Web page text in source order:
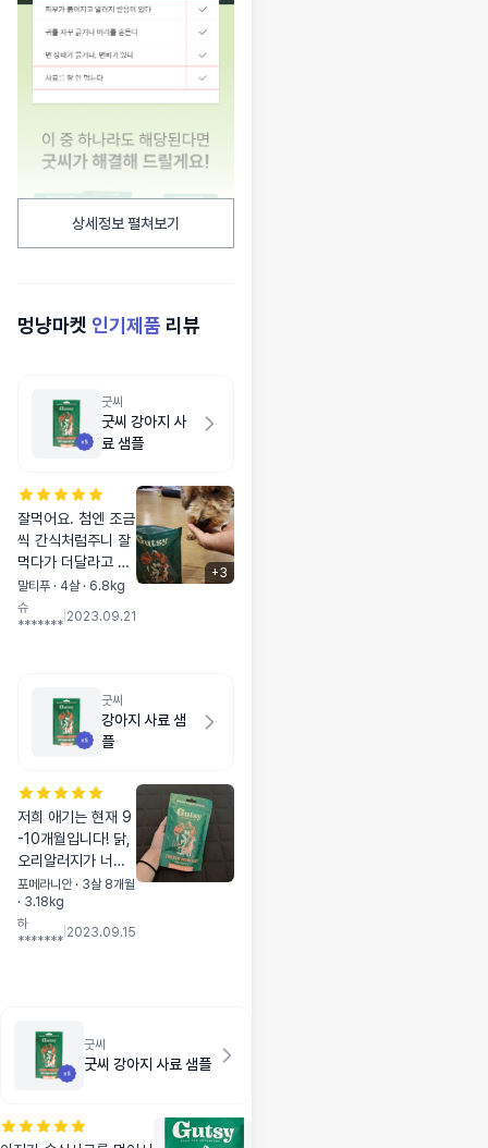
상세정보 펼쳐보기
멍냥마켓 인기제품 리뷰
굿씨
굿씨 강아지 사
료 샘플
잘먹어요. 첨엔 조금
씩 간식처럼주니 잘
먹다가 더달라고 따
라오네요.요즘사료
잘안먹어서 고민중
였는데 잘먹어서 좋
말티푸 · 4살 · 6.8kg
슈
*******
2023.09.21
+3
굿씨
강아지 사료 샘
플
저희 애기는 현재 9
-10개월입니다! 닭,
오리알러지가 너무
심해서 퍼피시기에
퍼피사료를 못먹이
는게 너무 마음아팠
료지만 닭이 포함되
어있어서 혹시몰라
샘플 주문해봤는데
너무너무 잘 먹어주
더라구요 다이어트
포메라니안 · 3살 8개월
· 3.18kg
하
*******
2023.09.15
굿씨
굿씨 강아지 사료 샘플